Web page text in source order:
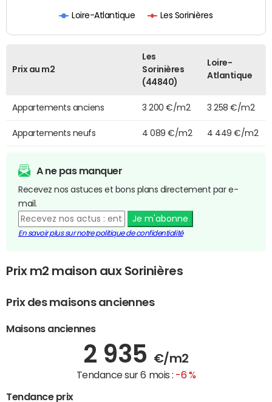
Loire-Atlantique Les Sorinières
Prix au m2
Les
Sorinières
(44840)
Loire-
Atlantique
Appartements anciens 3 200 €/m2 3 258 €/m2
Appartements neufs 4 089 €/m2 4 449 €/m2
A ne pas manquer
Recevez nos astuces et bons plans directement par e-
mail.
Je m'abonne
En savoir plus sur notre politique de confidentialité
Prix m2 maison aux Sorinières
Prix des maisons anciennes
Maisons anciennes
2 935 €/m2
Tendance sur 6 mois : -6 %
Tendance prix